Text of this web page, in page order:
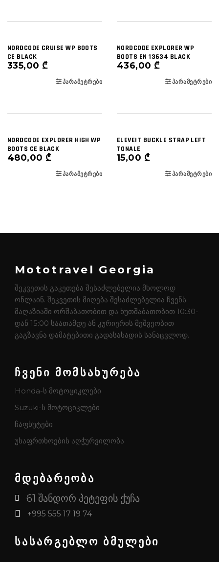
NORDCODE CRUISE WP BOOTS
CE BLACK
335,00 ₾
ᲞᲐᲠᲐᲛᲔᲢᲠᲔᲑᲘ
NORDCODE EXPLORER WP
BOOTS EN 13634 BLACK
436,00 ₾
ᲞᲐᲠᲐᲛᲔᲢᲠᲔᲑᲘ
NORDCODE EXPLORER HIGH WP
BOOTS CE BLACK
480,00 ₾
ᲞᲐᲠᲐᲛᲔᲢᲠᲔᲑᲘ
ELEVEIT BUCKLE STRAP LEFT
TONALE
15,00 ₾
ᲞᲐᲠᲐᲛᲔᲢᲠᲔᲑᲘ
Mototravel Georgia
შეკვეთის გაკეთება შესაძლებელია მხოლოდ
ონლაინ. შეკვეთის მიღება შესაძლებელია ჩვენს
მაღაზიაში ორშაბათობით და ხუთშაბათობით 10:30-
დან 15:00 საათამდე ან კურიერის მეშვეობით
გაგზავნა დამატებითი გადასახადის სანაცვლოდ.
ჩვენი მომსახურება
Honda-ს მოტოციკლები
Suzuki-ს მოტოციკლები
ჩაფხუტები
უსაფრთხოების აღჭურვილობა
მდებარეობა
61 შანდორ პეტეფის ქუჩა
+995 555 17 19 74
სასარგებლო ბმულები